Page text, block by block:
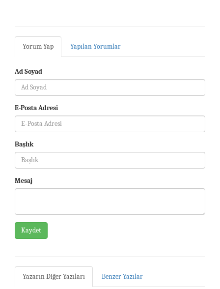
Yorum Yap Yapılan Yorumlar
Ad Soyad
E-Posta Adresi
Başlık
Mesaj
Kaydet
Yazarın Diğer Yazıları Benzer Yazılar